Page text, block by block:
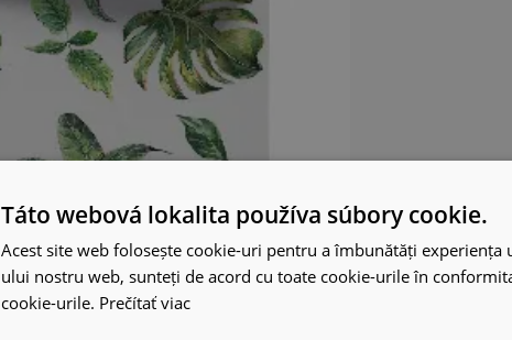
Táto webová lokalita používa súbory cookie.
Acest site web folosește cookie-uri pentru a îmbunătăți
ului nostru web, sunteți de acord cu toate cookie-urile în
cookie-urile. Prečítať viac